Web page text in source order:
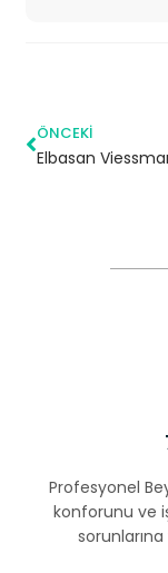
ÖNCEKI
Profesyonel
konforunu ve